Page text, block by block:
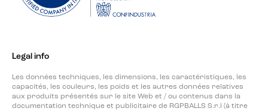
Legal info
Les données techniques, les dimensions, les caractéristiques, les
capacités, les couleurs, les poids et les autres données relatives
aux produits présentés sur le site Web et / ou contenus dans la
documentation technique et publicitaire de RGPBALLS S.r.l (à titre